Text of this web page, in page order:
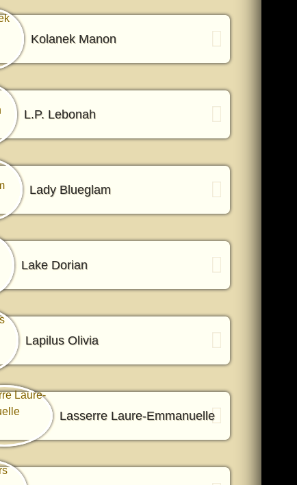
Kolanek Manon
L.P. Lebonah
Lady Blueglam
Lake Dorian
Lapilus Olivia
Lasserre Laure-Emmanuelle